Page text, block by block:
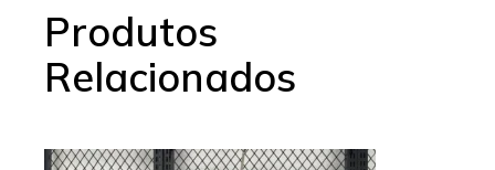
Produtos
Relacionados